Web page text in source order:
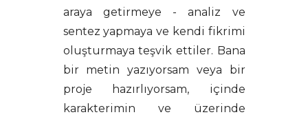
araya getirmeye - analiz ve
sentez yapmaya ve kendi fikrimi
oluşturmaya teşvik ettiler. Bana
bir metin yazıyorsam veya bir
proje hazırlıyorsam, içinde
karakterimin ve üzerinde